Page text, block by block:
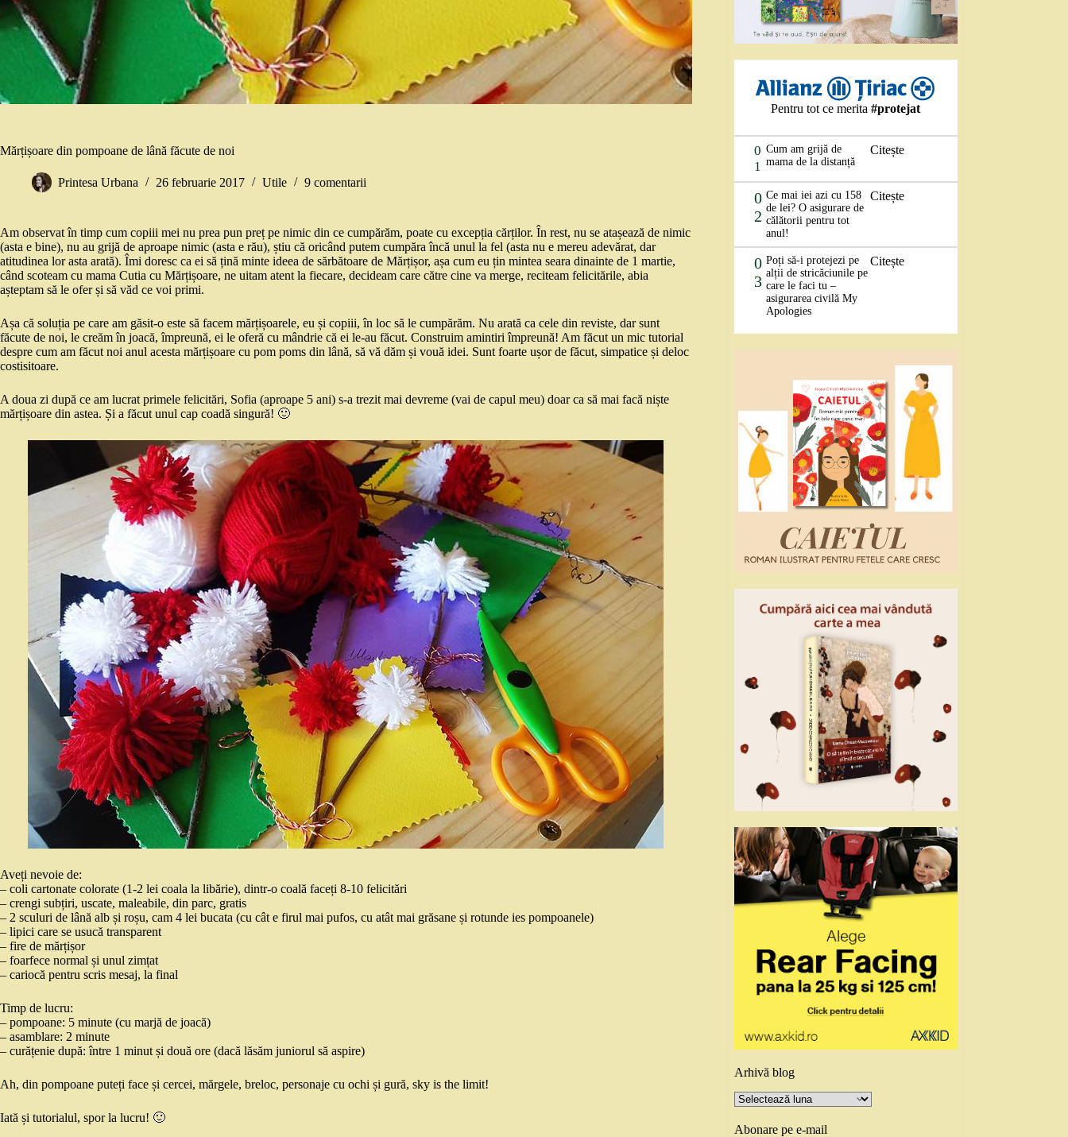
Mărțișoare din pompoane de lână făcute de noi
Printesa Urbana 26 februarie 2017 Utile 9 comentarii
Am observat în timp cum copiii mei nu prea pun preț pe nimic din ce cumpărăm, poate cu excepția cărților. În rest, nu se atașează de nimic
(asta e bine), nu au grijă de aproape nimic (asta e rău), știu că oricând putem cumpăra încă unul la fel (asta nu e mereu adevărat, dar
atitudinea lor asta arată). Îmi doresc ca ei să țină minte ideea de sărbătoare de Mărțișor, așa cum eu țin mintea seara dinainte de 1 martie,
când scoteam cu mama Cutia cu Mărțișoare, ne uitam atent la fiecare, decideam care către cine va merge, reciteam felicitările, abia
așteptam să le ofer și să văd ce voi primi.
Așa că soluția pe care am găsit-o este să facem mărțișoarele, eu și copiii, în loc să le cumpărăm. Nu arată ca cele din reviste, dar sunt
făcute de noi, le creăm în joacă, împreună, ei le oferă cu mândrie că ei le-au făcut. Construim amintiri împreună! Am făcut un mic tutorial
despre cum am făcut noi anul acesta mărțișoare cu pom poms din lână, să vă dăm și vouă idei. Sunt foarte ușor de făcut, simpatice și deloc
costisitoare.
A doua zi după ce am lucrat primele felicitări, Sofia (aproape 5 ani) s-a trezit mai devreme (vai de capul meu) doar ca să mai facă niște
mărțișoare din astea. Și a făcut unul cap coadă singură! 🙂
Aveți nevoie de:
– coli cartonate colorate (1-2 lei coala la libărie), dintr-o coală faceți 8-10 felicitări
– crengi subțiri, uscate, maleabile, din parc, gratis
– 2 sculuri de lână alb și roșu, cam 4 lei bucata (cu cât e firul mai pufos, cu atât mai grăsane și rotunde ies pompoanele)
– lipici care se usucă transparent
– fire de mărțișor
– foarfece normal și unul zimțat
– cariocă pentru scris mesaj, la final
Timp de lucru:
– pompoane: 5 minute (cu marjă de joacă)
– asamblare: 2 minute
– curățenie după: între 1 minut și două ore (dacă lăsăm juniorul să aspire)
Ah, din pompoane puteți face și cercei, mărgele, breloc, personaje cu ochi și gură, sky is the limit!
Iată și tutorialul, spor la lucru! 🙂
Pentru tot ce merita#protejat
0
1
Cum am grijă de
mama de la distanță
Citește
0
2
Ce mai iei azi cu 158
de lei? O asigurare de
călătorii pentru tot
anul!
Citește
0
3
Poți să-i protejezi pe
alții de stricăciunile pe
care le faci tu –
asigurarea civilă My
Apologies
Citește
Arhivă blog
Arhivă
blog
Abonare pe e-mail